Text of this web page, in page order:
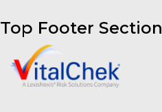
Top Footer Section